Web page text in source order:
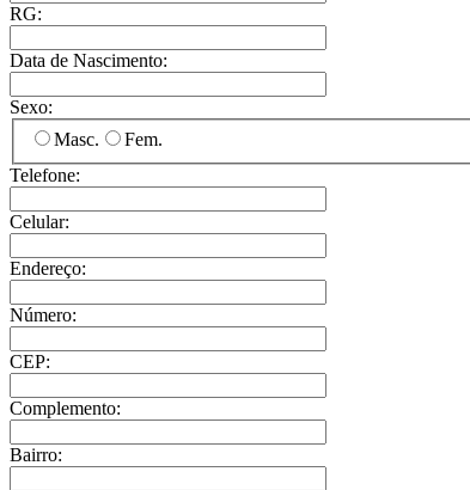
RG:
Data de Nascimento:
Sexo:
Masc.
Fem.
Telefone:
Celular:
Endereço:
Número:
CEP:
Complemento:
Bairro: